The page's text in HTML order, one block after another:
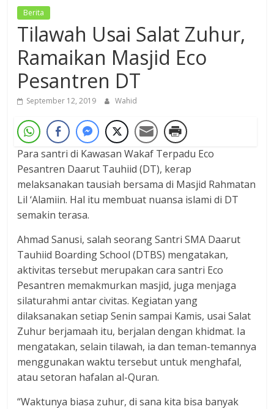
Dzikir,
Fikir,
Ikhtiar
Berita
Tilawah Usai Salat Zuhur,
Ramaikan Masjid Eco
Pesantren DT
September 12, 2019 Wahid
Para santri di Kawasan Wakaf Terpadu Eco
Pesantren Daarut Tauhiid (DT), kerap
melaksanakan tausiah bersama di Masjid Rahmatan
Lil ‘Alamiin. Hal itu membuat nuansa islami di DT
semakin terasa.
Ahmad Sanusi, salah seorang Santri SMA Daarut
Tauhiid Boarding School (DTBS) mengatakan,
aktivitas tersebut merupakan cara santri Eco
Pesantren memakmurkan masjid, juga menjaga
silaturahmi antar civitas. Kegiatan yang
dilaksanakan setiap Senin sampai Kamis, usai Salat
Zuhur berjamaah itu, berjalan dengan khidmat. Ia
mengatakan, selain tilawah, ia dan teman-temannya
menggunakan waktu tersebut untuk menghafal,
atau setoran hafalan al-Quran.
“Waktunya biasa zuhur, di sana kita bisa banyak